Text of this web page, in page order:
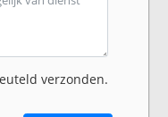
verzonden.